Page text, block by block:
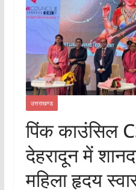
उत्तराखण्ड
पिंक काउंसिल
देहरादून में
महिला हृदय